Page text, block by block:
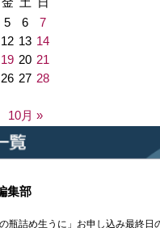
10月 »
5 6
7
12 13 14
19 20 21
26 27 28
集部
の瓶詰め生うに」お申し込み最終日